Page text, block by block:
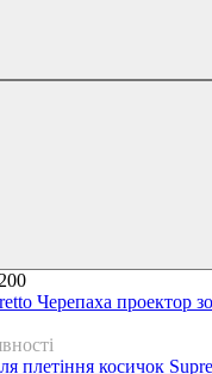
Черепаха проектор